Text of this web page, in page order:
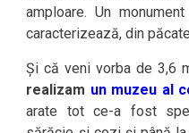
amploare. Un
caracterizează, din
Și că veni vorba de 3,6
realizam un muzeu al
arate tot ce-a fost